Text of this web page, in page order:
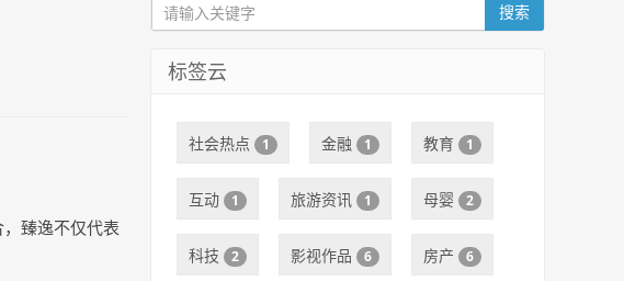
，臻逸不仅代表
搜索
标签云
社会热点 1 金融 1 教育 1
互动 1 旅游资讯 1 母婴 2
科技 2 影视作品 6 房产 6